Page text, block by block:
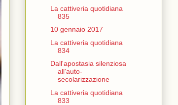
La cattiveria quotidiana
835
10 gennaio 2017
La cattiveria quotidiana
834
Dall'apostasia silenziosa
all'auto-
secolarizzazione
La cattiveria quotidiana
833